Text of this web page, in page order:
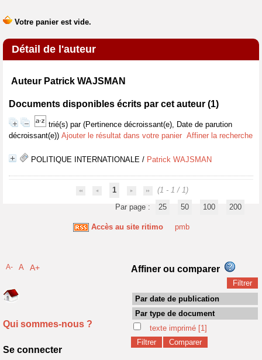
Détail de l'auteur
Auteur Patrick WAJSMAN
Documents disponibles écrits par cet auteur (1)
trié(s) par (Pertinence décroissant(e), Date de parution
décroissant(e)) Ajouter le résultat dans votre panier Affiner la recherche
POLITIQUE INTERNATIONALE / Patrick WAJSMAN
1
(1 - 1 / 1)
Par page :
25 50 100 200
Accès au site ritimo pmb
A- A A+
Qui sommes-nous ?
Se connecter
Affiner ou comparer
Par date de publication
Par type de document
texte imprimé [1]